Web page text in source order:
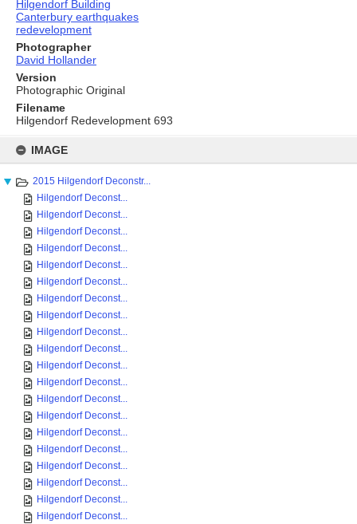
content
IMAGE
2015 Hilgendorf Deconstr...
Hilgendorf Deconst...
Hilgendorf Deconst...
Hilgendorf Deconst...
Hilgendorf Deconst...
Hilgendorf Deconst...
Hilgendorf Deconst...
Hilgendorf Deconst...
Hilgendorf Deconst...
Hilgendorf Deconst...
Hilgendorf Deconst...
Hilgendorf Deconst...
Hilgendorf Deconst...
Hilgendorf Deconst...
Hilgendorf Deconst...
Hilgendorf Deconst...
Hilgendorf Deconst...
Hilgendorf Deconst...
Hilgendorf Deconst...
Hilgendorf Deconst...
Hilgendorf Deconst...
Hilgendorf Building
Canterbury earthquakes
redevelopment
Photographer
David Hollander
Version
Photographic Original
Filename
Hilgendorf Redevelopment 693